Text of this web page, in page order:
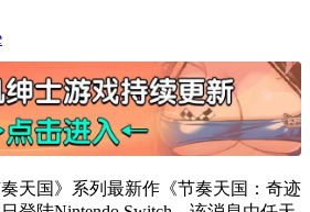
天国》系列最新作《节奏天国：奇迹